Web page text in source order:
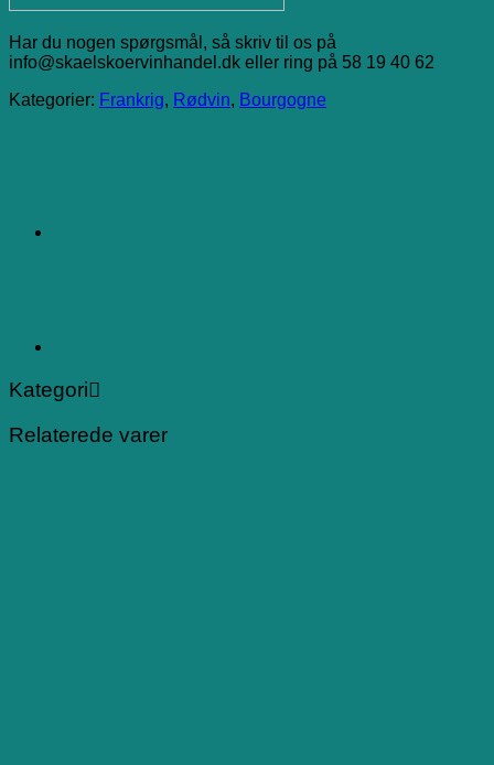
Har du nogen spørgsmål, så skriv til os på
info@skaelskoervinhandel.dk eller ring på 58 19 40 62
Kategorier: Frankrig, Rødvin, Bourgogne
Kategori
Relaterede varer